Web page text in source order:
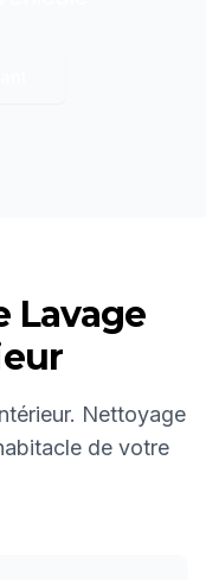
Lavage
Nettoyage
de votre